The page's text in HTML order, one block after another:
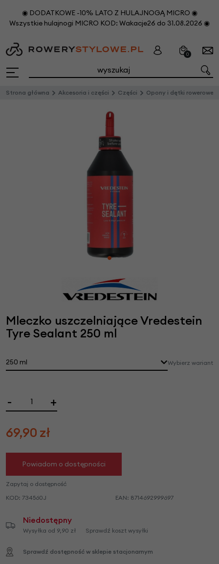
◉ DODATKOWE -10% LATO Z HULAJNOGĄ MICRO ◉
Wszystkie hulajnogi MICRO KOD: Wakacje26 do 31.08.2026 ◉
0
Strona główna Akcesoria i części Części Opony i dętki rowerowe
Mleczko uszczelniające Vredestein
Tyre Sealant 250 ml
250 ml Wybierz wariant
- +
69,90 zł
Powiadom o dostępności
Zapytaj o dostępność
KOD: 734560J EAN: 8714692999697
Niedostępny
Wysyłka od 9,90 zł Sprawdź koszt wysyłki
Sprawdź dostępność w sklepie stacjonarnym